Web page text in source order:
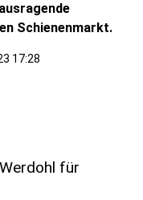
Schienenmarkt.
17:28
für